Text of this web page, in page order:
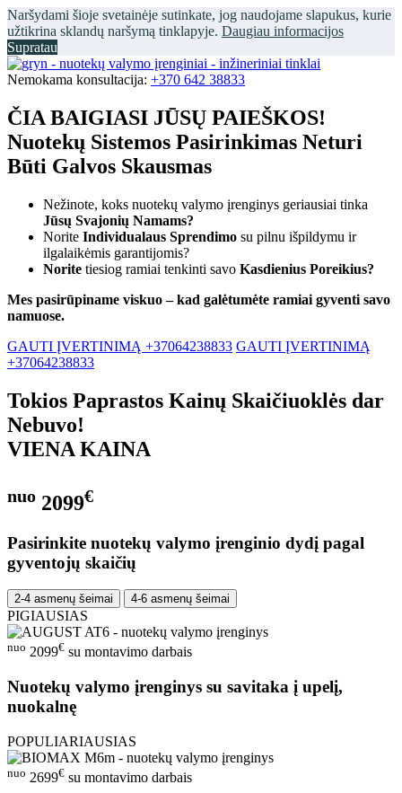
Naršydami šioje svetainėje sutinkate, jog naudojame slapukus, kurie
užtikrina sklandų naršymą tinklapyje. Daugiau informacijos
Supratau
Nemokama konsultacija: +370 642 38833
ČIA BAIGIASI JŪSŲ PAIEŠKOS!
Nuotekų Sistemos Pasirinkimas Neturi
Būti Galvos Skausmas
Nežinote, koks nuotekų valymo įrenginys geriausiai tinka
Jūsų Svajonių Namams?
Norite Individualaus Sprendimo su pilnu išpildymu ir
ilgalaikėmis garantijomis?
Norite tiesiog ramiai tenkinti savo Kasdienius Poreikius?
Mes pasirūpiname viskuo – kad galėtumėte ramiai gyventi savo
namuose.
GAUTI ĮVERTINIMĄ +37064238833 GAUTI ĮVERTINIMĄ
+37064238833
Tokios Paprastos Kainų Skaičiuoklės dar
Nebuvo!
VIENA KAINA
nuo 2099€
Pasirinkite nuotekų valymo įrenginio dydį pagal
gyventojų skaičių
2-4 asmenų šeimai 4-6 asmenų šeimai
PIGIAUSIAS
nuo 2099€ su montavimo darbais
Nuotekų valymo įrenginys su savitaka į upelį,
nuokalnę
POPULIARIAUSIAS
nuo 2699€ su montavimo darbais